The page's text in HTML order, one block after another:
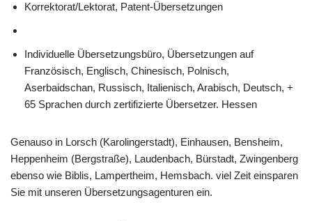
Korrektorat/Lektorat, Patent-Übersetzungen
Individuelle Übersetzungsbüro, Übersetzungen auf
Französisch, Englisch, Chinesisch, Polnisch,
Aserbaidschan, Russisch, Italienisch, Arabisch, Deutsch, +
65 Sprachen durch zertifizierte Übersetzer. Hessen
Genauso in Lorsch (Karolingerstadt), Einhausen, Bensheim,
Heppenheim (Bergstraße), Laudenbach, Bürstadt, Zwingenberg
ebenso wie Biblis, Lampertheim, Hemsbach. viel Zeit einsparen
Sie mit unseren Übersetzungsagenturen ein.